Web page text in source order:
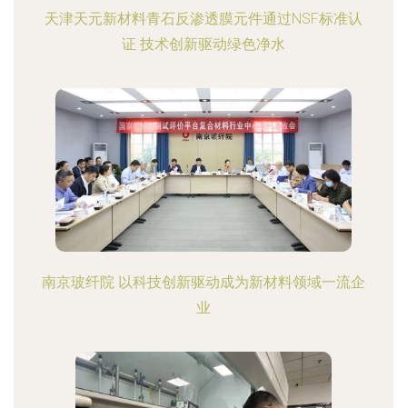
天津天元新材料青石反渗透膜元件通过NSF标准认
证 技术创新驱动绿色净水
南京玻纤院 以科技创新驱动成为新材料领域一流企
业